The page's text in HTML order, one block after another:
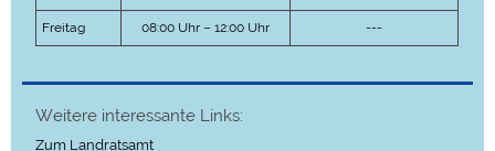
Freitag 08:00 Uhr – 12:00 Uhr ---
Weitere interessante Links:
Zum Landratsamt